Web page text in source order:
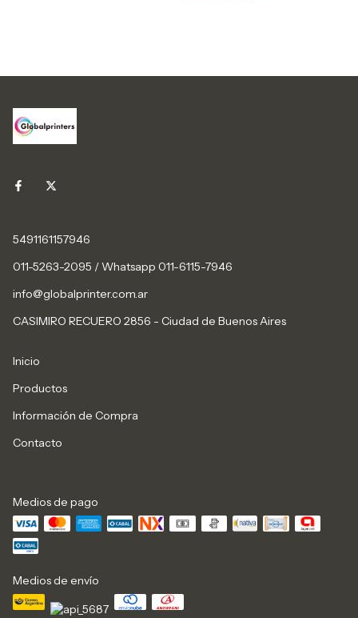
5491161157946
011-5263-2095 / Whatsapp 011-6115-7946
info@globalprinter.com.ar
CASIMIRO RECUERO 2856 - Ciudad de Buenos Aires
Inicio
Productos
Información de Compra
Contacto
Medios de pago
Medios de envío